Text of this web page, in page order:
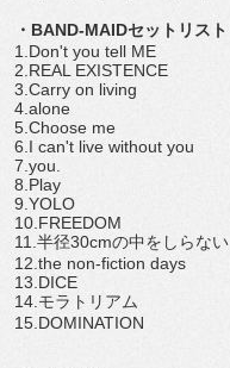
・BAND-MAIDセットリスト
1.Don't you tell ME
2.REAL EXISTENCE
3.Carry on living
4.alone
5.Choose me
6.I can't live without you
7.you.
8.Play
9.YOLO
10.FREEDOM
11.半径30cmの中をしらない
12.the non-fiction days
13.DICE
14.モラトリアム
15.DOMINATION